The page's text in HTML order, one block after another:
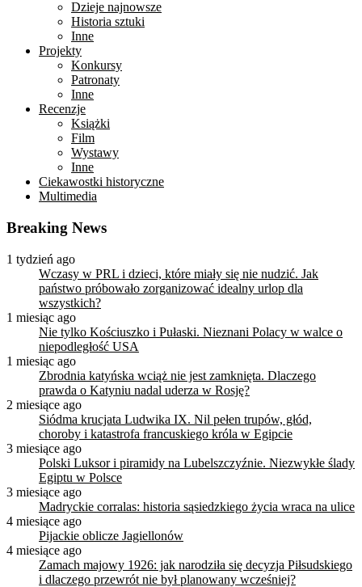
Dzieje najnowsze
Historia sztuki
Inne
Projekty
Konkursy
Patronaty
Inne
Recenzje
Książki
Film
Wystawy
Inne
Ciekawostki historyczne
Multimedia
Breaking News
1 tydzień ago
Wczasy w PRL i dzieci, które miały się nie nudzić. Jak
państwo próbowało zorganizować idealny urlop dla
wszystkich?
1 miesiąc ago
Nie tylko Kościuszko i Pułaski. Nieznani Polacy w walce o
niepodległość USA
1 miesiąc ago
Zbrodnia katyńska wciąż nie jest zamknięta. Dlaczego
prawda o Katyniu nadal uderza w Rosję?
2 miesiące ago
Siódma krucjata Ludwika IX. Nil pełen trupów, głód,
choroby i katastrofa francuskiego króla w Egipcie
3 miesiące ago
Polski Luksor i piramidy na Lubelszczyźnie. Niezwykłe ślady
Egiptu w Polsce
3 miesiące ago
Madryckie corralas: historia sąsiedzkiego życia wraca na ulice
4 miesiące ago
Pijackie oblicze Jagiellonów
4 miesiące ago
Zamach majowy 1926: jak narodziła się decyzja Piłsudskiego
i dlaczego przewrót nie był planowany wcześniej?